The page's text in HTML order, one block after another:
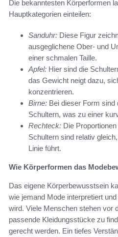
Die bekanntesten Körperformen
Hauptkategorien einteilen:
Sanduhr: Diese Figur
ausgeglichene Ober- und
einer schmalen Taille.
Apfel: Hier sind die
das Gewicht neigt dazu,
konzentrieren.
Birne: Bei dieser Form sind
Schultern, was zu einer
Rechteck: Die
Schultern sind relativ
Linie führt.
Wie Körperformen das
Das eigene Körperbewusstsein
wie jemand Mode interpretiert
wird. Viele Menschen stehen vor
passende Kleidungsstücke zu
gerecht werden. Ein tiefes